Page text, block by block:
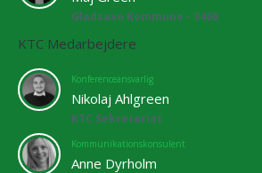
Gladsaxe Kommune - 3460
KTC Medarbejdere
Konferenceansvarlig
Nikolaj Ahlgreen
KTC Sekretariat
Kommunikationskonsulent
Anne Dyrholm